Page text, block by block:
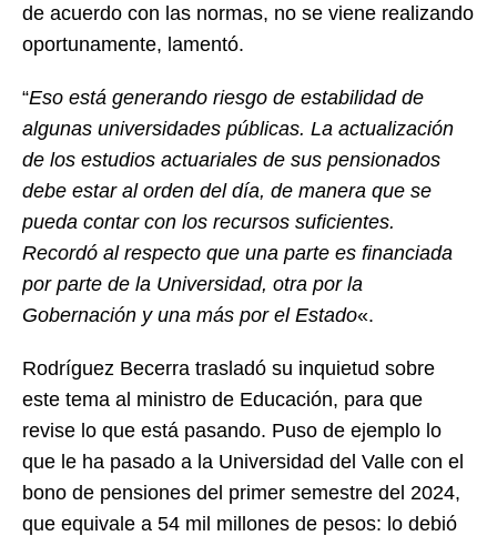
de acuerdo con las normas, no se viene realizando
oportunamente, lamentó.
“Eso está generando riesgo de estabilidad de
algunas universidades públicas. La actualización
de los estudios actuariales de sus pensionados
debe estar al orden del día, de manera que se
pueda contar con los recursos suficientes.
Recordó al respecto que una parte es financiada
por parte de la Universidad, otra por la
Gobernación y una más por el Estado«.
Rodríguez Becerra trasladó su inquietud sobre
este tema al ministro de Educación, para que
revise lo que está pasando. Puso de ejemplo lo
que le ha pasado a la Universidad del Valle con el
bono de pensiones del primer semestre del 2024,
que equivale a 54 mil millones de pesos: lo debió